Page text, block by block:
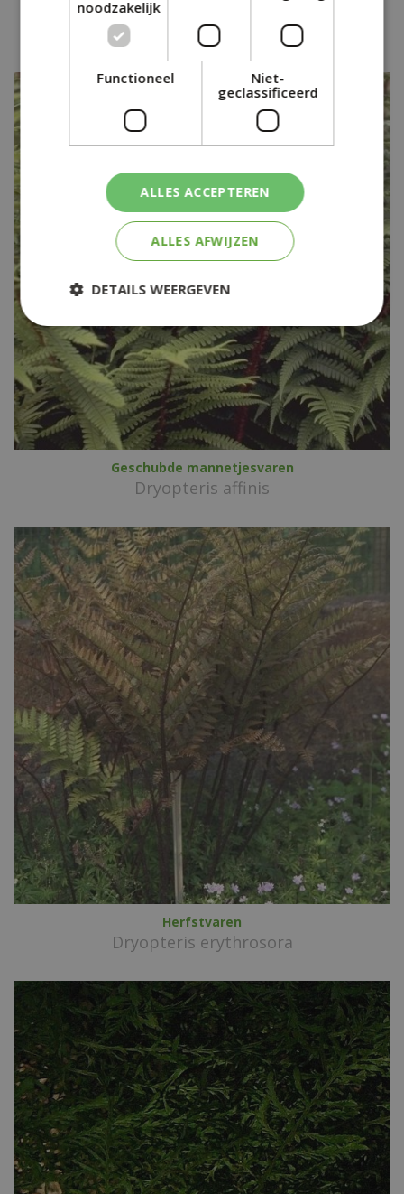
Geschubde mannetjesvaren
Dryopteris affinis 'Cristata'
Geschubde mannetjesvaren
Dryopteris affinis
Herfstvaren
Dryopteris erythrosora
noodzakelijk
Functioneel
Niet-
geclassificeerd
ALLES ACCEPTEREN
ALLES AFWIJZEN
DETAILS WEERGEVEN